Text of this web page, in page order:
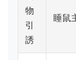
物
引
誘
睡鼠